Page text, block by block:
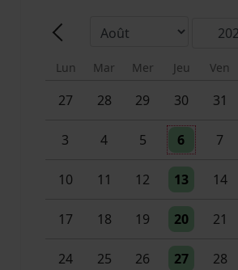
Précédent - Mois
Lun Mar Mer Jeu Ven
27 28 29 30
Un 31
3 4 5 6
Un 7
10 11 12 13
Un 14
17 18 19 20
Un 21
24 25 26 27
Un 28